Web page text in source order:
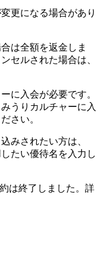
更になる場合があり
は全額を返金しま
セルされた場合は、
に入会が必要です。
うりカルチャーに入
さい。
みされたい方は、
たい優待名を入力し
は終了しました。詳